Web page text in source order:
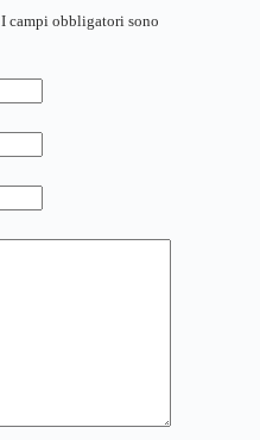
I campi obbligatori sono